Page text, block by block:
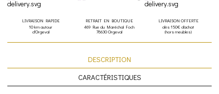
LIVRAISON RAPIDE
10 km autour
d'Orgeval
RETRAIT EN BOUTIQUE
469 Rue du Maréchal Foch
78630 Orgeval
LIVRAISON OFFERTE
dès 150€ d'achat
(hors meubles)
DESCRIPTION
CARACTÉRISTIQUES